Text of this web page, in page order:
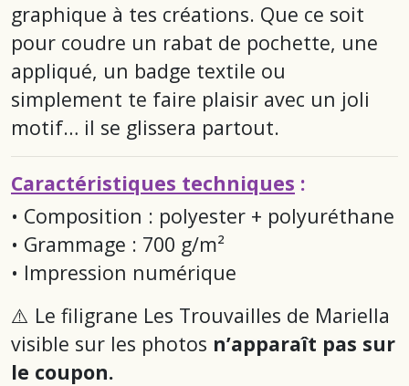
graphique à tes créations. Que ce soit
pour coudre un rabat de pochette, une
appliqué, un badge textile ou
simplement te faire plaisir avec un joli
motif… il se glissera partout.
Caractéristiques techniques :
• Composition : polyester + polyuréthane
• Grammage : 700 g/m²
• Impression numérique
⚠️ Le filigrane Les Trouvailles de Mariella
visible sur les photos n’apparaît pas sur
le coupon.